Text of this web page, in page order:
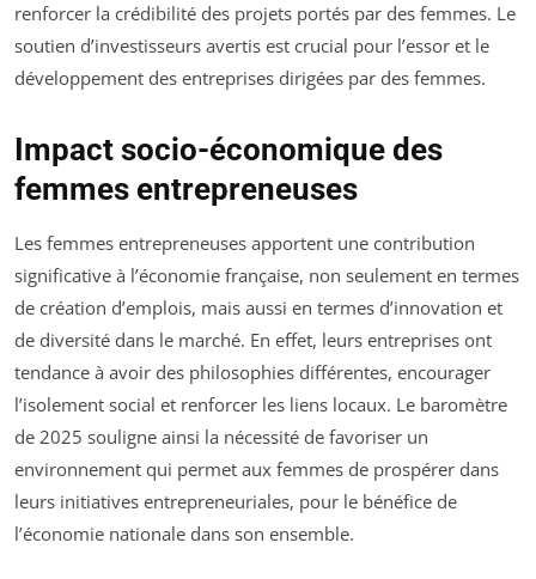
renforcer la crédibilité des projets portés par des femmes. Le
soutien d’investisseurs avertis est crucial pour l’essor et le
développement des entreprises dirigées par des femmes.
Impact socio-économique des
femmes entrepreneuses
Les femmes entrepreneuses apportent une contribution
significative à l’économie française, non seulement en termes
de création d’emplois, mais aussi en termes d’innovation et
de diversité dans le marché. En effet, leurs entreprises ont
tendance à avoir des philosophies différentes, encourager
l’isolement social et renforcer les liens locaux. Le baromètre
de 2025 souligne ainsi la nécessité de favoriser un
environnement qui permet aux femmes de prospérer dans
leurs initiatives entrepreneuriales, pour le bénéfice de
l’économie nationale dans son ensemble.